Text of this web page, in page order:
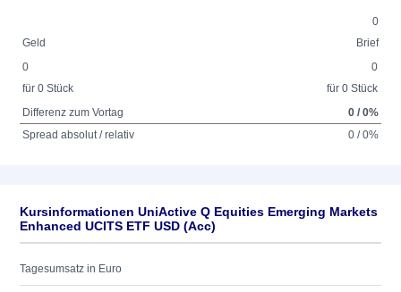
0
Geld
Brief
0
für 0 Stück
0
für 0 Stück
Differenz zum Vortag
0 / 0%
Spread absolut / relativ
0 / 0%
Kursinformationen UniActive Q Equities Emerging Markets
Enhanced UCITS ETF USD (Acc)
Tagesumsatz in Euro